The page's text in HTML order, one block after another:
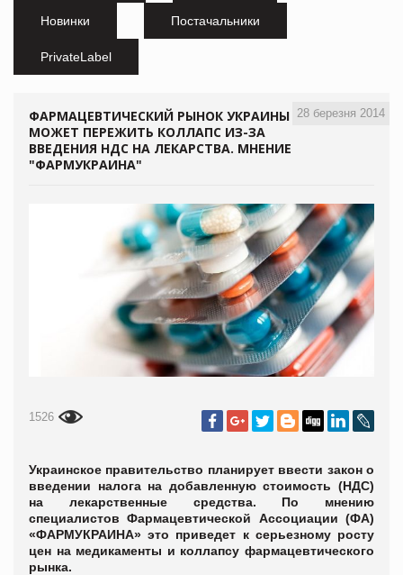
Новинки Постачальники
PrivateLabel
28 березня 2014
ФАРМАЦЕВТИЧЕСКИЙ РЫНОК УКРАИНЫ
МОЖЕТ ПЕРЕЖИТЬ КОЛЛАПС ИЗ-ЗА
ВВЕДЕНИЯ НДС НА ЛЕКАРСТВА. МНЕНИЕ
"ФАРМУКРАИНА"
1526
Украинское правительство планирует ввести закон о
введении налога на добавленную стоимость (НДС)
на лекарственные средства. По мнению
специалистов Фармацевтической Ассоциации (ФА)
«ФАРМУКРАИНА» это приведет к серьезному росту
цен на медикаменты и коллапсу фармацевтического
рынка.